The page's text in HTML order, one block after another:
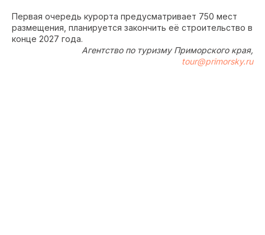
Первая очередь курорта предусматривает 750 мест
размещения, планируется закончить её строительство в
конце 2027 года.
Агентство по туризму Приморского края,
tour@primorsky.ru